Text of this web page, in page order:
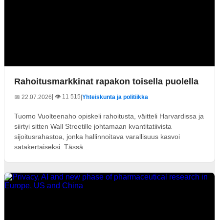
Rahoitusmarkkinat rapakon toisella puolella
📅 22.07.2026| 👁️ 11 515 Yhteiskunta ja politiikka
Tuomo Vuolteenaho opiskeli rahoitusta, väitteli Harvardissa ja
siirtyi sitten Wall Streetille johtamaan kvantitatiivista
sijoitusrahastoa, jonka hallinnoitava varallisuus kasvoi
satakertaiseksi. Tässä...